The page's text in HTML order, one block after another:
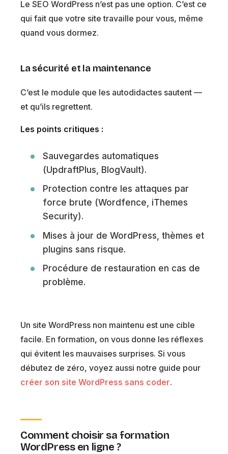
Le SEO WordPress n’est pas une option. C’est ce
qui fait que votre site travaille pour vous, même
quand vous dormez.
La sécurité et la maintenance
C’est le module que les autodidactes sautent —
et qu’ils regrettent.
Les points critiques :
Sauvegardes automatiques
(UpdraftPlus, BlogVault).
Protection contre les attaques par
force brute (Wordfence, iThemes
Security).
Mises à jour de WordPress, thèmes et
plugins sans risque.
Procédure de restauration en cas de
problème.
Un site WordPress non maintenu est une cible
facile. En formation, on vous donne les réflexes
qui évitent les mauvaises surprises. Si vous
débutez de zéro, voyez aussi notre guide pour
créer son site WordPress sans coder.
Comment choisir sa formation
WordPress en ligne ?